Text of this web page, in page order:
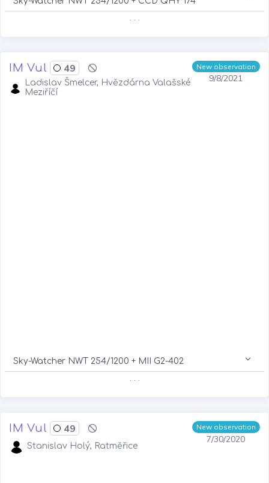
. . .
New observation
9/8/2021
IM Vul 49
Ladislav Šmelcer, Hvězdárna Valašské
Meziříčí
Sky-Watcher NWT 254/1200 + MII G2-402
. . .
New observation
7/30/2020
IM Vul 49
Stanislav Holý, Ratměřice